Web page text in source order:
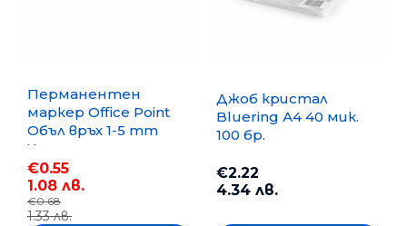
Перманентен
маркер Office Point
Объл връх 1-5 mm
Черен
€0.55
1.08 лв.
€0.68
1.33 лв.
Джоб кристал
Bluering А4 40 мик.
100 бр.
€2.22
4.34 лв.